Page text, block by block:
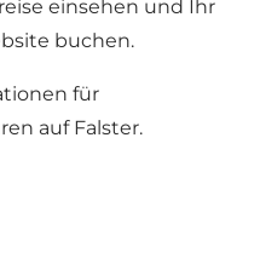
einsehen und Ihr
buchen.
für
auf Falster.